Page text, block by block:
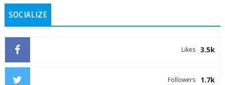
SOCIALIZE
3.5k
Likes
1.7k
Followers